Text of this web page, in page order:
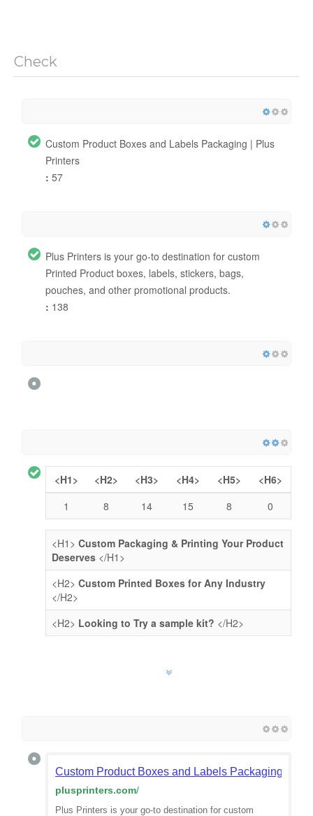
Check
Custom Product Boxes and Labels Packaging | Plus
Printers
: 57
Plus Printers is your go-to destination for custom
Printed Product boxes, labels, stickers, bags,
pouches, and other promotional products.
: 138
<H1> <H2> <H3> <H4> <H5>
<H6>
1
8 14 15 8 0
<H1> Custom Packaging & Printing Your Product
Deserves </H1>
<H2> Custom Printed Boxes for Any Industry
</H2>
<H2> Looking to Try a sample kit? </H2>
Custom Product Boxes and Labels Packaging |
plusprinters.com/
Plus Printers is your go-to destination for custom